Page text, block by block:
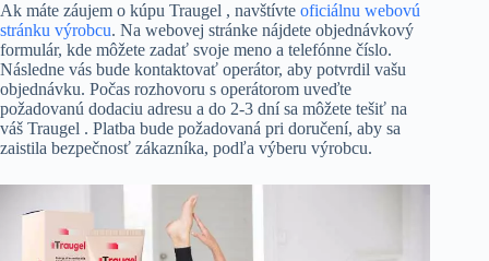
Ak máte záujem o kúpu Traugel , navštívte oficiálnu webovú
stránku výrobcu. Na webovej stránke nájdete objednávkový
formulár, kde môžete zadať svoje meno a telefónne číslo.
Následne vás bude kontaktovať operátor, aby potvrdil vašu
objednávku. Počas rozhovoru s operátorom uveďte
požadovanú dodaciu adresu a do 2-3 dní sa môžete tešiť na
váš Traugel . Platba bude požadovaná pri doručení, aby sa
zaistila bezpečnosť zákazníka, podľa výberu výrobcu.